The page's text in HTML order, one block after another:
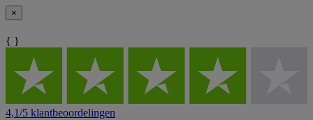
×
{ }
4,1/5 klantbeoordelingen